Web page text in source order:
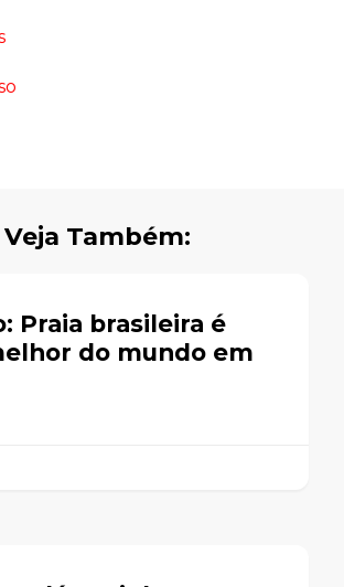
Veja Também:
Praia brasileira é
do mundo em